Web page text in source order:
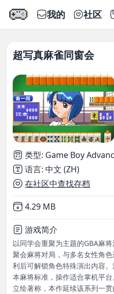
我的 社区
超写真麻雀同窗会
类型: Game Boy
语言: 中文 (ZH)
在社区中查找存档
Not downloaded
4.29 MB
游戏简介
以同学会重聚为主题的GBA麻
聚会麻将对局，与多名女性角
利后可解锁角色特殊演出内容
本麻将标准，操作适合掌机平
立绘著称，本作延续该系列一